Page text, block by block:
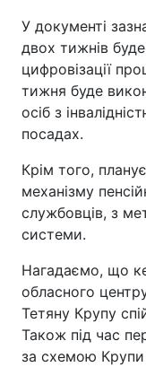
У документі
двох тижнів
цифровізації
тижня буде
осіб з
посадах.
Крім того,
механізму
службовців, з
системи.
Нагадаємо, що
обласного
Тетяну Крупу
Також під час
за схемою Крупи